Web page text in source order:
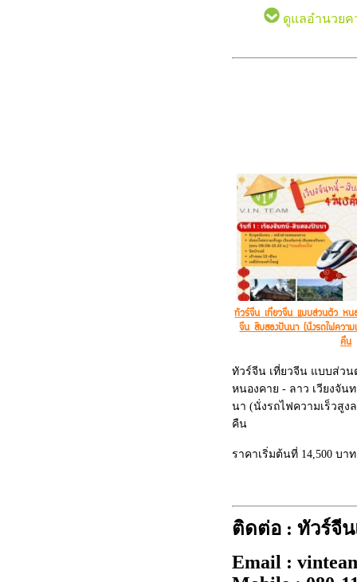
ดูแลอำนวยค
ทัวร์จีน เที่ยวจีน แบบส่วนตัว ห
จีน สิบสองปันนา (นั่งรถไฟคว
คืน
ทัวร์จีน เที่ยวจีน แบบส่วน
หนองคาย - ลาว เวียงจัน
นา (นั่งรถไฟความเร็วสูง
คืน
ราคาเริ่มต้นที่ 14,500 บาท
- 9 จอม 12 เชียง / เก้าจอ
- เจดีย์ทองคําใหญ่ สิบสอ
- ตลาดเช้าไทลื้อ สิบสอง
- หมู่บ้านไทลื้อ สิบสองปัน
ติดต่อ : ทัวร์จี
Email :